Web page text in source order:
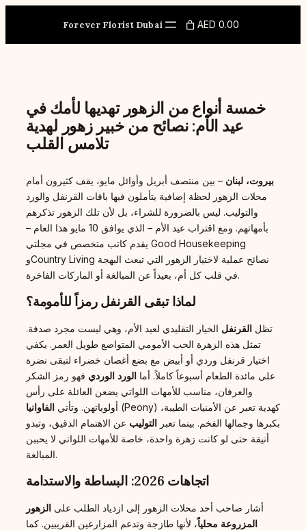
Forever Florist Dubai AED 0.00
خمسة أنواع من الزهور تهديها لأمك في
عيد الأم: نصائح من خبير زهور لهدية
تلامس القلب
بيروت، لبنان – بين منتصف أبريل وأوائل مايو، يقف كثيرون أمام
محلات الزهور لحظة إضافية يتأملون فيها باقات القرنفل والورد
والتوليب. ليس بالضرورة للشراء، بل لأن تلك الزهور تذكرهم
بأمهاتهم. ومع اقتراب عيد الأم – الذي يوافق 10 مايو هذا العام –
يقدم كاتب متخصص في مجلتي Good Housekeeping
وCountry Living نصائح عملية لاختيار الزهور التي تبعث البهجة
في قلب كل أم، بعيداً عن المبالغة أو الماركات الفاخرة.
لماذا تبقى القرنفل رمزاً للأمومة؟
تظل القرنفل الخيار التقليدي لعيد الأم، وهي ليست مجرد صدفة.
تمثل هذه الزهرة الحب الأمومي المتواضع طويل العمر. يكفي
اختيار قرنفل وردي أو أبيض مع بضع أغصان خضراء لتبقى نضرة
على مائدة الطعام أسبوعاً كاملاً. أما الورد الوردي فهو رمز الشكر
والعرفان، مناسب للأمهات اللواتي يضعن العائلة على رأس
أولوياتهن. وتأتي الفاوانيا
(Peony) كهدية تعبر عن الأمنيات الطيبة،
بكبرها وجمالها الفخم. بينما تعبر التوليب عن الاهتمام الدقيق، وتبدو
أنيقة حتى لو كانت زهرة واحدة، خاصة للأمهات اللواتي لا يحببن
المبالغة.
اتجاهات 2026: البساطة والاستدامة
أشار صاحب أحد محلات الزهور إلى ازدياد الطلب على الزهور
المزروعة محلياً، لأنها طازجة وتدعم المزارعين القريبين. كما